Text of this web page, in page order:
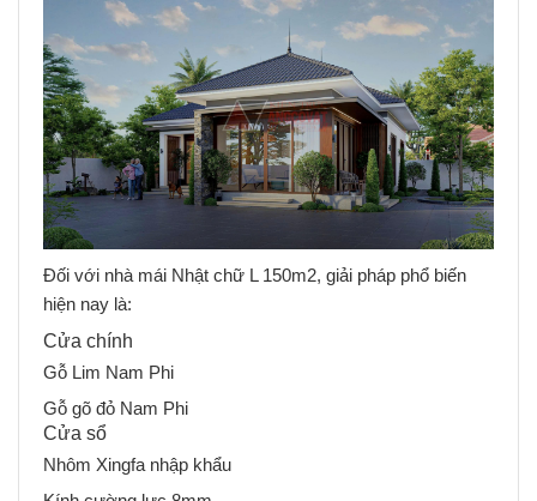
Đối với nhà mái Nhật chữ L 150m2, giải pháp phổ biến
hiện nay là:
Cửa chính
Gỗ Lim Nam Phi
Gỗ gõ đỏ Nam Phi
Cửa sổ
Nhôm Xingfa nhập khẩu